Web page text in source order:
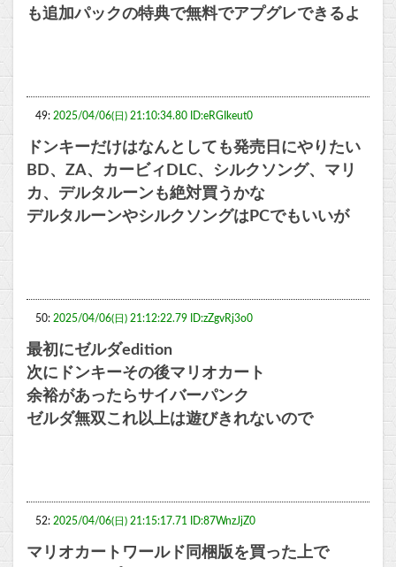
も追加パックの特典で無料でアプグレできるよ
49: 2025/04/06(日) 21:10:34.80 ID:eRGIkeut0
ドンキーだけはなんとしても発売日にやりたい
BD、ZA、カービィDLC、シルクソング、マリ
カ、デルタルーンも絶対買うかな
デルタルーンやシルクソングはPCでもいいが
50: 2025/04/06(日) 21:12:22.79 ID:zZgvRj3o0
最初にゼルダedition
次にドンキーその後マリオカート
余裕があったらサイバーパンク
ゼルダ無双これ以上は遊びきれないので
52: 2025/04/06(日) 21:15:17.71 ID:87WnzJjZ0
マリオカートワールド同梱版を買った上で